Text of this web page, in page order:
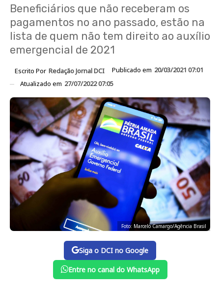
Beneficiários que não receberam os
pagamentos no ano passado, estão na
lista de quem não tem direito ao auxílio
emergencial de 2021
Escrito Por Redação Jornal DCI Publicado em 20/03/2021 07:01
Atualizado em 27/07/2022 07:05
Foto: Marcelo Camargo/Agência Brasil
Siga o DCI no Google
Entre no canal do WhatsApp